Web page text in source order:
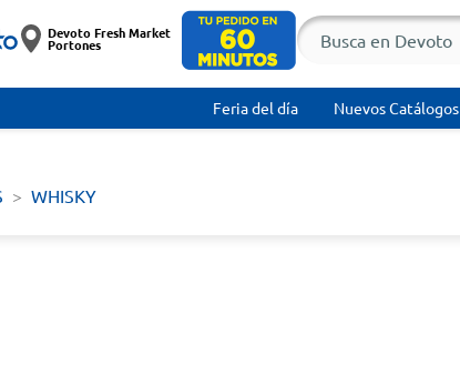
Devoto Fresh Market
Portones
Feria del día Nuevos Catálogos
WHISKY